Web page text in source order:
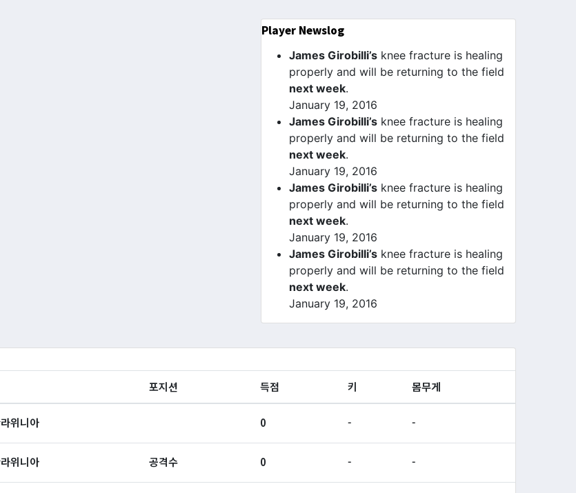
Player Newslog
James Girobilli’s knee fracture is healing
properly and will be returning to the field
next week.
January 19, 2016
James Girobilli’s knee fracture is healing
properly and will be returning to the field
next week.
January 19, 2016
James Girobilli’s knee fracture is healing
properly and will be returning to the field
next week.
January 19, 2016
James Girobilli’s knee fracture is healing
properly and will be returning to the field
next week.
January 19, 2016
포지션 득점 키 몸무게
위니아 0 - -
위니아 공격수 0 - -